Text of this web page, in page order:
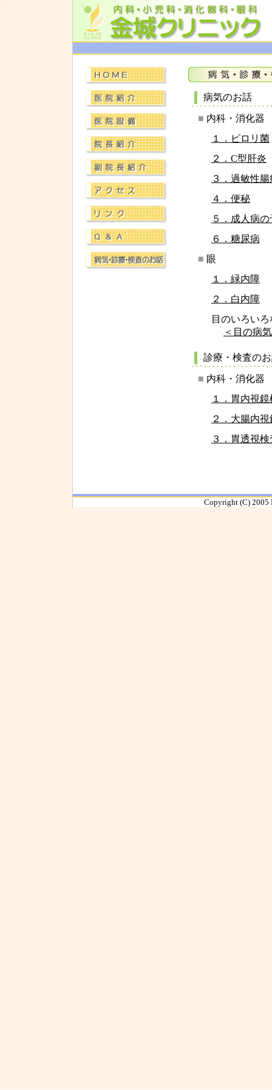
病気のお話
■ 内科・消化器
１．ピロリ菌
２．C型肝炎
３．過敏性
４．便秘
５．成人病
６．糖尿病
■ 眼
１．緑内障
２．白内障
目のいろい
＜目の病
診療・検査の
■ 内科・消化器
１．胃内視
２．大腸内
３．胃透視検
Copyright (C) 2005